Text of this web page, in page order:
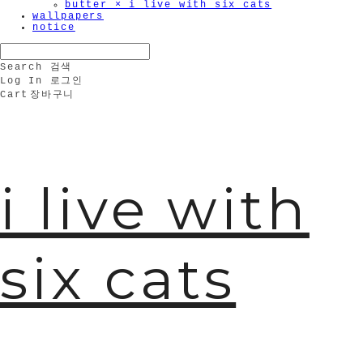
butter × i live with six cats
wallpapers
notice
Search
검색
Log In
로그인
Cart 장바구니
i live with
six cats